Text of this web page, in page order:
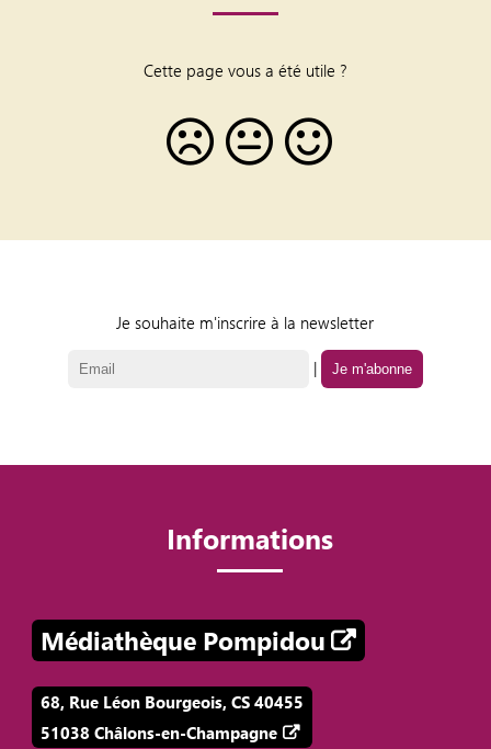
Cette page vous a été utile ?
Je souhaite m'inscrire à la newsletter
|
Informations
Médiathèque Pompidou
68, Rue Léon Bourgeois, CS 40455
51038 Châlons-en-Champagne